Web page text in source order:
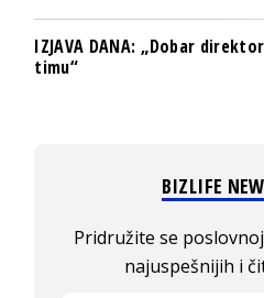
IZJAVA DANA: „Dobar
timu“
BIZLIFE
Pridružite se
najuspešnijih i